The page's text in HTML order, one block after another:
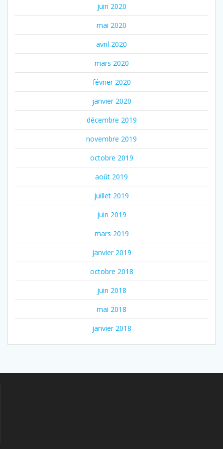
juin 2020
mai 2020
avril 2020
mars 2020
février 2020
janvier 2020
décembre 2019
novembre 2019
octobre 2019
août 2019
juillet 2019
juin 2019
mars 2019
janvier 2019
octobre 2018
juin 2018
mai 2018
janvier 2018